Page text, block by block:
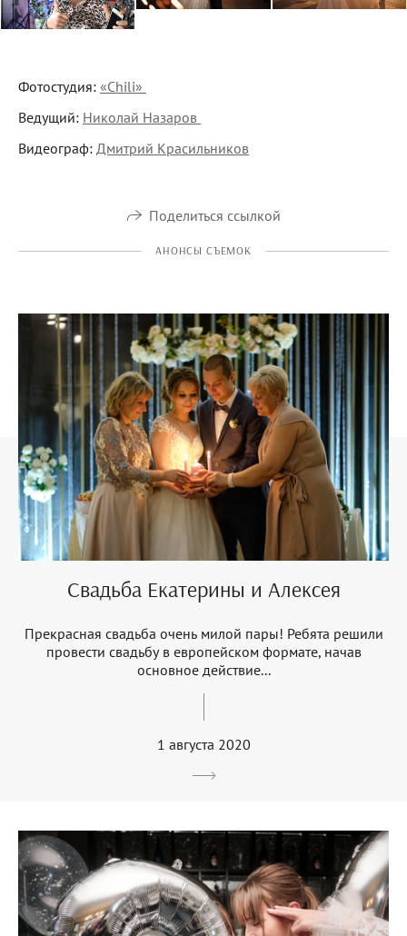
Фотостудия: «Chili»
Ведущий: Николай Назаров
Видеограф: Дмитрий Красильников
Поделиться ссылкой
АНОНСЫ СЪЕМОК
Свадьба Екатерины и Алексея
Прекрасная свадьба очень милой пары! Ребята решили
провести свадьбу в европейском формате, начав
основное действие...
1 августа 2020